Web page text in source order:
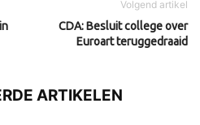
Volgend artikel
CDA: Besluit college over
Euroart teruggedraaid
ARTIKELEN